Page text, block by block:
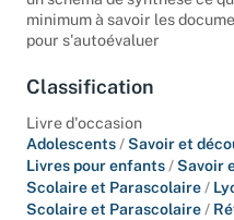
minimum à savoir les
pour s'autoévaluer
Classification
Livre d'occasion
Adolescents /Savoir et
Livres pour enfants /Savoir
Scolaire et Parascolaire /
Scolaire et Parascolaire /